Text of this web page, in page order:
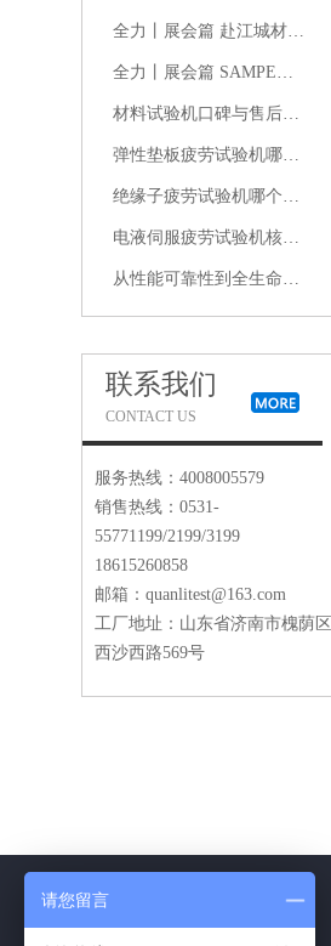
全力丨展会篇 赴江城材料盛会，共探新材料产业新机遇｜2026中国材料大会现场直击
全力丨展会篇 SAMPE中国2026年会：在复合材料的浪潮中，我们看见未来
材料试验机口碑与售后双优的品牌推荐：哪个厂家真正经得起长期使用检验
弹性垫板疲劳试验机哪家品牌性价比高、价格实惠且质量可靠
绝缘子疲劳试验机哪个品牌好？质量、耐用性与用户口碑综合分析
电液伺服疲劳试验机核心评价维度：品牌技术实力、用户反馈与售后服务质量
从性能可靠性到全生命周期服务：电液式脉动疲劳试验机选型关键指标
联系我们
CONTACT US
服务热线：4008005579
销售热线：0531-
55771199/2199/3199
18615260858
邮箱：quanlitest@163.com
工厂地址：山东省济南市槐荫区
西沙西路569号
请您留言